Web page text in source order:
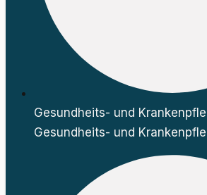
Gesundheits- und
Gesundheits- und